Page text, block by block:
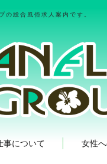
の総合風俗求人案内です。
事について 女性